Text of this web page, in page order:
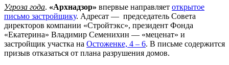
Угроза года. «Архнадзор» впервые направляет открытое
письмо застройщику. Адресат — председатель Совета
директоров компании «Стройтэкс», президент Фонда
«Екатерина» Владимир Семенихин — «меценат» и
застройщик участка на Остоженке, 4 – 6. В письме содержится
призыв отказаться от плана разрушения домов.